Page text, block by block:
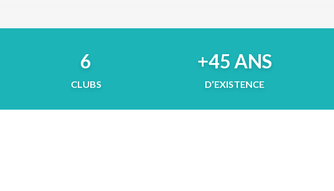
6
CLUBS
+45 ANS
D’EXISTENCE